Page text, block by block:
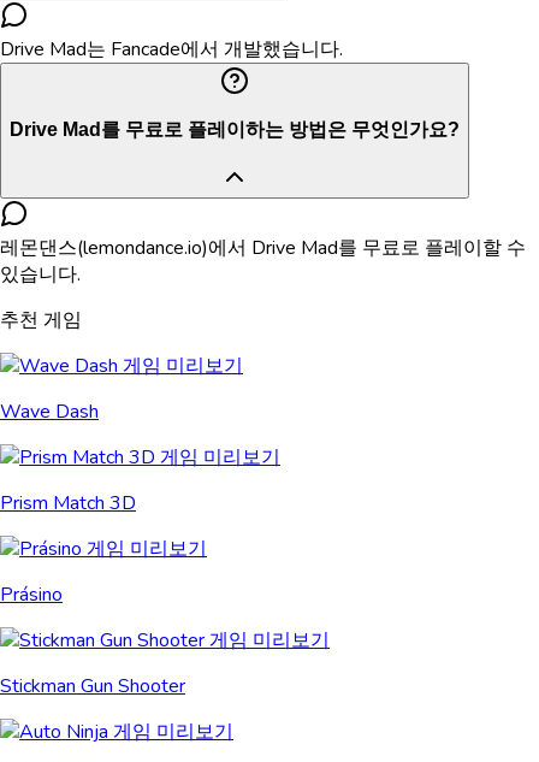
Drive Mad는 Fancade에서 개발했습니다.
Drive Mad를 무료로 플레이하는 방법은 무엇인가요?
레몬댄스(lemondance.io)에서 Drive Mad를 무료로 플레이할 수
있습니다.
추천 게임
Wave Dash
Prism Match 3D
Prásino
Stickman Gun Shooter